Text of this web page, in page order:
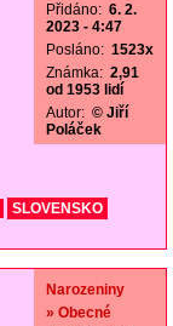
Přidáno: 6. 2.
2023 - 4:47
Posláno: 1523x
Známka: 2,91
od 1953 lidí
Autor: © Jiří
Poláček
SLOVENSKO
Narozeniny
» Obecné